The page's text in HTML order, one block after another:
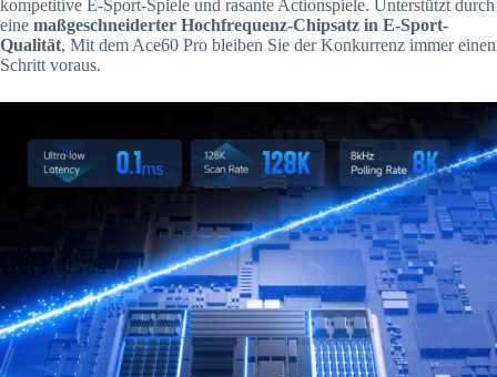
kompetitive E-Sport-Spiele und rasante Actionspiele. Unterstützt durch
eine maßgeschneiderter Hochfrequenz-Chipsatz in E-Sport-
Qualität, Mit dem Ace60 Pro bleiben Sie der Konkurrenz immer einen
Schritt voraus.